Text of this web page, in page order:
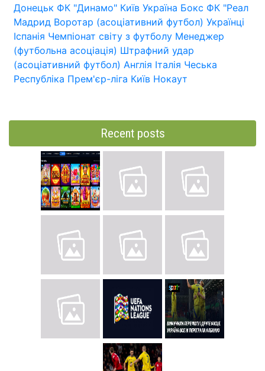
Донецьк ФК "Динамо" Київ Україна Бокс ФК "Реал
Мадрид Воротар (асоціативний футбол) Українці
Іспанія Чемпіонат світу з футболу Менеджер
(футбольна асоціація) Штрафний удар
(асоціативний футбол) Англія Італія Чеська
Республіка Прем'єр-ліга Київ Нокаут
Recent posts